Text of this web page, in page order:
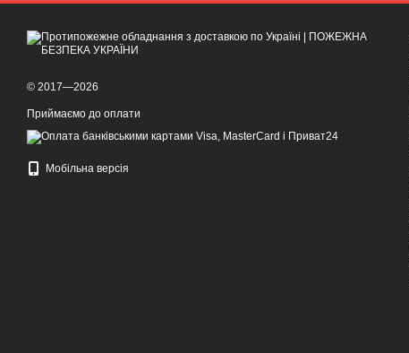
© 2017—2026
Приймаємо до оплати
Мобільна версія